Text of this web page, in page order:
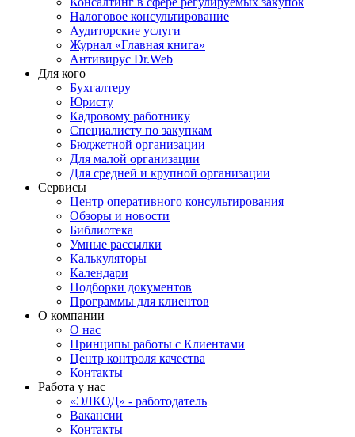
Налоговое консультирование
Аудиторские услуги
Журнал «Главная книга»
Антивирус Dr.Web
Для кого
Бухгалтеру
Юристу
Кадровому работнику
Специалисту по закупкам
Бюджетной организации
Для малой организации
Для средней и крупной организации
Сервисы
Центр оперативного консультирования
Обзоры и новости
Библиотека
Умные рассылки
Калькуляторы
Календари
Подборки документов
Программы для клиентов
О компании
О нас
Принципы работы с Клиентами
Центр контроля качества
Контакты
Работа у нас
«ЭЛКОД» - работодатель
Вакансии
Контакты